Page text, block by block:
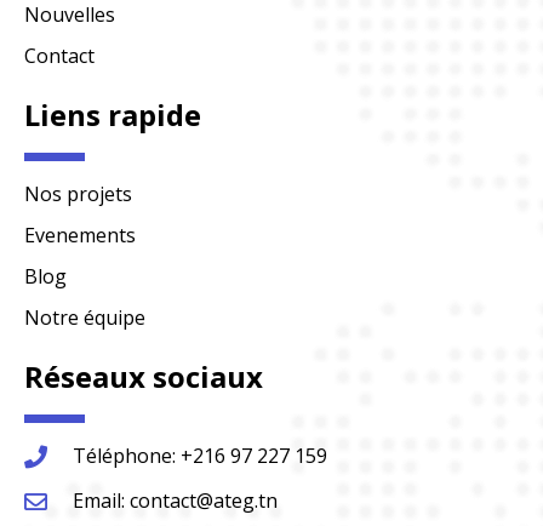
Nouvelles
Contact
Liens rapide
Nos projets
Evenements
Blog
Notre équipe
Réseaux sociaux
Téléphone: +216 97 227 159
Email: contact@ateg.tn